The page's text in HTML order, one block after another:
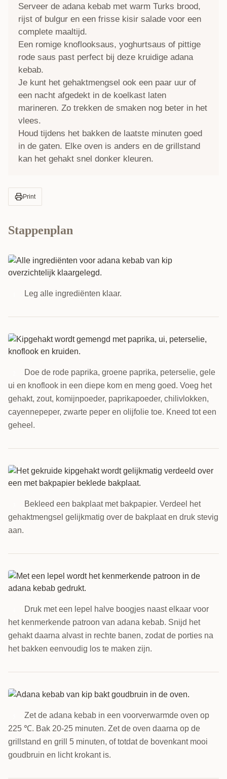
Serveer de adana kebab met warm Turks brood,
rijst of bulgur en een frisse kisir salade voor een
complete maaltijd.
Een romige knoflooksaus, yoghurtsaus of pittige
rode saus past perfect bij deze kruidige adana
kebab.
Je kunt het gehaktmengsel ook een paar uur of
een nacht afgedekt in de koelkast laten
marineren. Zo trekken de smaken nog beter in het
vlees.
Houd tijdens het bakken de laatste minuten goed
in de gaten. Elke oven is anders en de grillstand
kan het gehakt snel donker kleuren.
Print
Stappenplan
Leg alle ingrediënten klaar.
Doe de rode paprika, groene paprika, peterselie, gele
ui en knoflook in een diepe kom en meng goed. Voeg het
gehakt, zout, komijnpoeder, paprikapoeder, chilivlokken,
cayennepeper, zwarte peper en olijfolie toe. Kneed tot een
geheel.
Bekleed een bakplaat met bakpapier. Verdeel het
gehaktmengsel gelijkmatig over de bakplaat en druk stevig
aan.
Druk met een lepel halve boogjes naast elkaar voor
het kenmerkende patroon van adana kebab. Snijd het
gehakt daarna alvast in rechte banen, zodat de porties na
het bakken eenvoudig los te maken zijn.
Zet de adana kebab in een voorverwarmde oven op
225 ℃. Bak 20-25 minuten. Zet de oven daarna op de
grillstand en grill 5 minuten, of totdat de bovenkant mooi
goudbruin en licht krokant is.